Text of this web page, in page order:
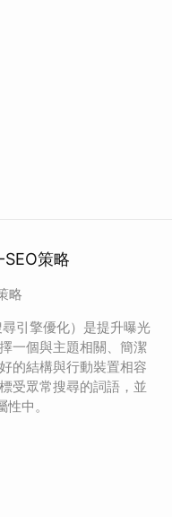
策略
略
引擎優化）是提升曝光
一個與主題相關、簡潔
的結構與行動裝置相容
受眾常搜尋的詞語，並
中。